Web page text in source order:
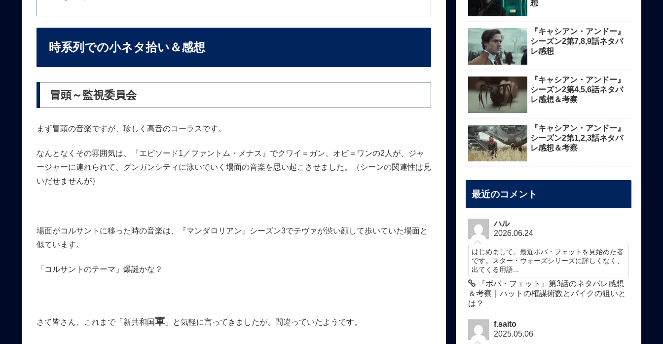
時系列での小ネタ拾い＆感想
冒頭～監視委員会
まず冒頭の音楽ですが、珍しく高音のコーラスです。
なんとなくその雰囲気は、『エピソード1／ファントム・メナス』でクワイ＝ガン、オビ＝ワンの2人が、ジャ
ージャーに連れられて、グンガンシティに泳いでいく場面の音楽を思い起こさせました。（シーンの関連性は見
いだせませんが）
場面がコルサントに移った時の音楽は、『マンダロリアン』シーズン3でテヴァが渋い顔して歩いていた場面と
似ています。
「コルサントのテーマ」爆誕かな？
さて皆さん、これまで「新共和国軍 」と気軽に言ってきましたが、間違っていたようです。
想
『キャシアン・アンドー』
シーズン2第7,8,9話ネタバ
レ感想
『キャシアン・アンドー』
シーズン2第4,5,6話ネタバ
レ感想＆考察
『キャシアン・アンドー』
シーズン2第1,2,3話ネタバ
レ感想＆考察
最近のコメント
ハル
2026.06.24
はじめまして。最近ボバ・フェットを見始めた者
です。スター・ウォーズシリーズに詳しくなく、
出てくる用語...
『ボバ・フェット』第3話のネタバレ感想
＆考察｜ハットの権謀術数とパイクの狙いと
は？
f.saito
2025.05.06